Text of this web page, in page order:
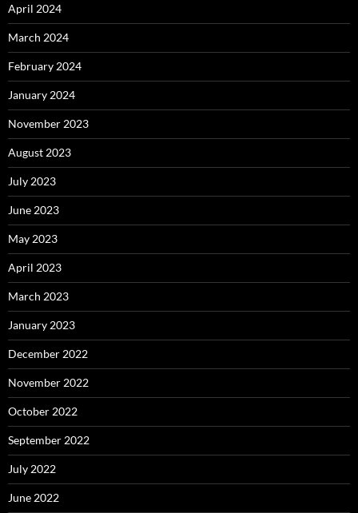
April 2024
March 2024
February 2024
January 2024
November 2023
August 2023
July 2023
June 2023
May 2023
April 2023
March 2023
January 2023
December 2022
November 2022
October 2022
September 2022
July 2022
June 2022